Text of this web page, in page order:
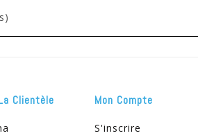
Clientèle Mon Compte
S'inscrire